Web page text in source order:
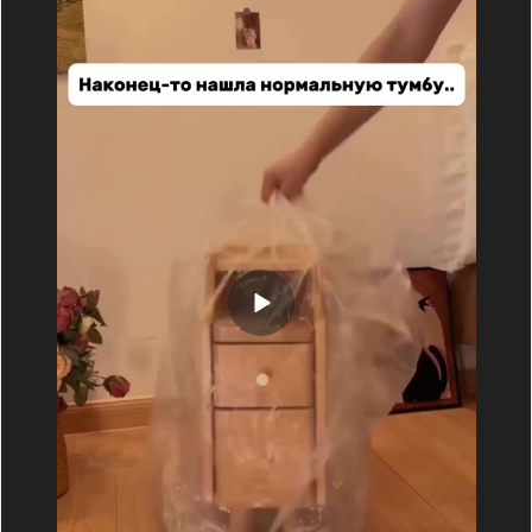
теперь деремся с женой за место на кухне
Она утверждает что кухня чтобы кушать готовить